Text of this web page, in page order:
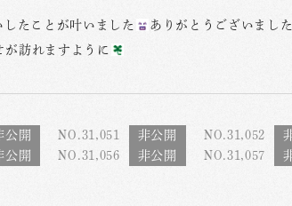
たことが叶いました ありがとうございました
が訪れますように
NO.31,051 NO.31,052
NO.31,056 NO.31,057